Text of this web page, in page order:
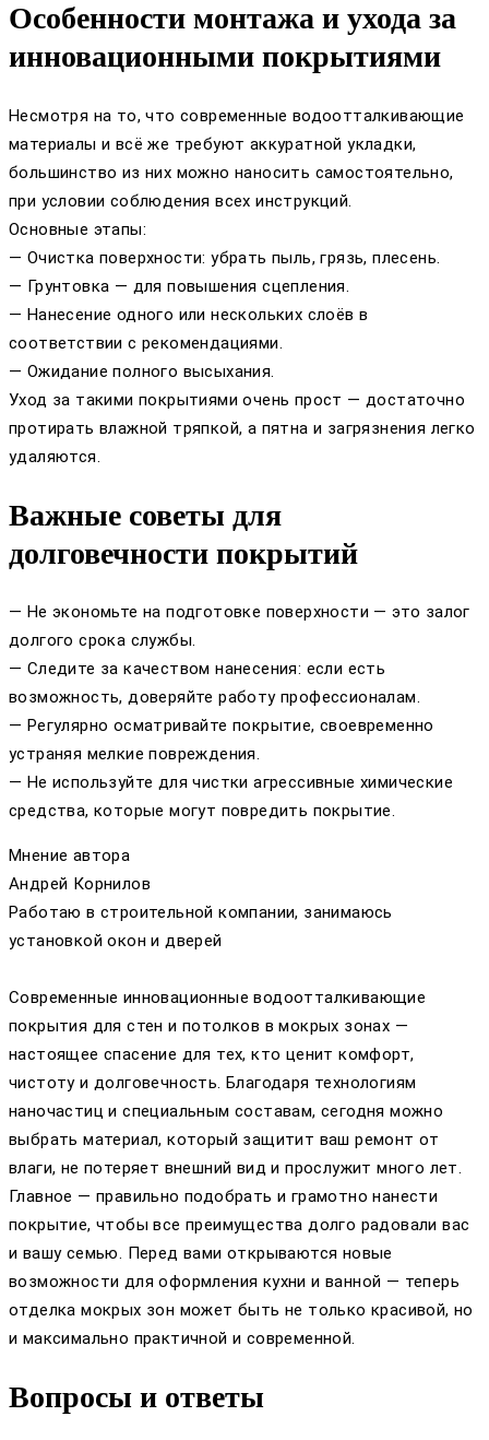
Особенности монтажа и ухода за
инновационными покрытиями
Несмотря на то, что современные водоотталкивающие
материалы и всё же требуют аккуратной укладки,
большинство из них можно наносить самостоятельно,
при условии соблюдения всех инструкций.
Основные этапы:
— Очистка поверхности: убрать пыль, грязь, плесень.
— Грунтовка — для повышения сцепления.
— Нанесение одного или нескольких слоёв в
соответствии с рекомендациями.
— Ожидание полного высыхания.
Уход за такими покрытиями очень прост — достаточно
протирать влажной тряпкой, а пятна и загрязнения легко
удаляются.
Важные советы для
долговечности покрытий
— Не экономьте на подготовке поверхности — это залог
долгого срока службы.
— Следите за качеством нанесения: если есть
возможность, доверяйте работу профессионалам.
— Регулярно осматривайте покрытие, своевременно
устраняя мелкие повреждения.
— Не используйте для чистки агрессивные химические
средства, которые могут повредить покрытие.
Мнение автора
Андрей Корнилов
Работаю в строительной компании, занимаюсь
установкой окон и дверей
Современные инновационные водоотталкивающие
покрытия для стен и потолков в мокрых зонах —
настоящее спасение для тех, кто ценит комфорт,
чистоту и долговечность. Благодаря технологиям
наночастиц и специальным составам, сегодня можно
выбрать материал, который защитит ваш ремонт от
влаги, не потеряет внешний вид и прослужит много лет.
Главное — правильно подобрать и грамотно нанести
покрытие, чтобы все преимущества долго радовали вас
и вашу семью. Перед вами открываются новые
возможности для оформления кухни и ванной — теперь
отделка мокрых зон может быть не только красивой, но
и максимально практичной и современной.
Вопросы и ответы